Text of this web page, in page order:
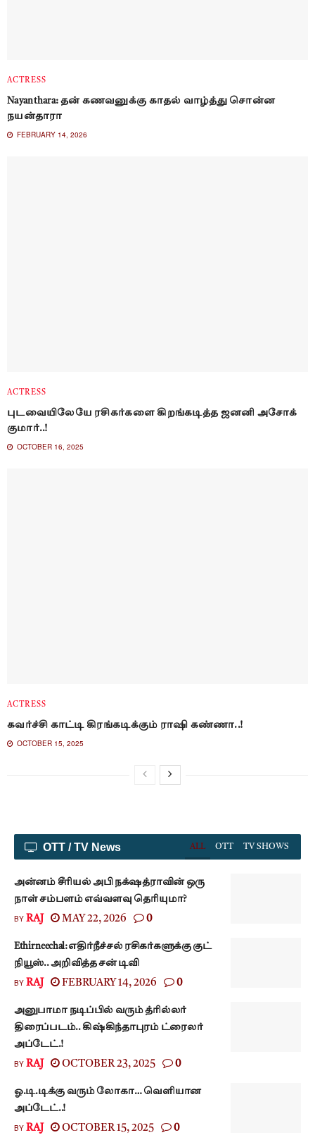
ACTRESS
Nayanthara: தன் கணவனுக்கு காதல் வாழ்த்து சொன்ன
நயன்தாரா
FEBRUARY 14, 2026
ACTRESS
புடவையிலேயே ரசிகர்களை கிறங்கடித்த ஜனனி அசோக்
குமார்..!
OCTOBER 16, 2025
ACTRESS
கவர்ச்சி காட்டி கிரங்கடிக்கும் ராஷி கண்ணா..!
OCTOBER 15, 2025
OTT / TV News ALL OTT TV SHOWS
அன்னம் சீரியல் அபி நக்‌ஷத்ராவின் ஒரு
நாள் சம்பளம் எவ்வளவு தெரியுமா?
BY RAJ MAY 22, 2026 0
Ethir neechal: எதிர்நீச்சல் ரசிகர்களுக்கு குட்
நியூஸ்.. அறிவித்த சன் டிவி
BY RAJ FEBRUARY 14, 2026 0
அனுபாமா நடிப்பில் வரும் த்ரில்லர்
திரைப்படம்.. கிஷ்கிந்தாபுரம் ட்ரைலர்
அப்டேட்.!
BY RAJ OCTOBER 23, 2025 0
ஓ.டி.டிக்கு வரும் லோகா… வெளியான
அப்டேட்..!
BY RAJ OCTOBER 15, 2025 0